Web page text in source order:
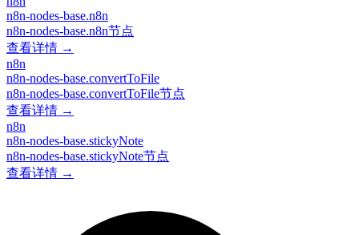
n8n-nodes-base.n8n
n8n-nodes-base.n8n节点
查看详情 →
n8n
n8n-nodes-base.convertToFile
n8n-nodes-base.convertToFile节点
查看详情 →
n8n
n8n-nodes-base.stickyNote
n8n-nodes-base.stickyNote节点
查看详情 →